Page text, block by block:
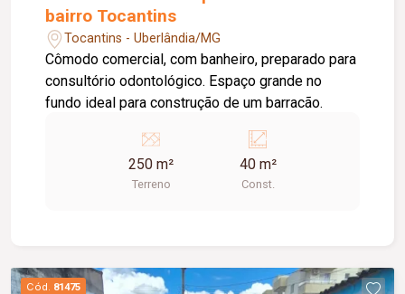
bairro Tocantins
Tocantins - Uberlândia/MG
Cômodo comercial, com banheiro, preparado para
consultório odontológico. Espaço grande no
fundo ideal para construção de um barracão.
250 m²
Terreno
40 m²
Const.
Cód. 81475